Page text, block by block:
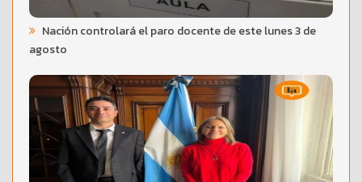
Nación controlará el paro docente de este lunes 3 de
agosto